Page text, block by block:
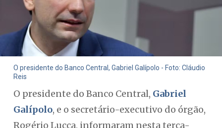
O presidente do Banco Central, Gabriel Galípolo - Foto: Cláudio
Reis
O presidente do Banco Central, Gabriel
Galípolo, e o secretário-executivo do órgão,
Rogério Lucca, informaram nesta terça-